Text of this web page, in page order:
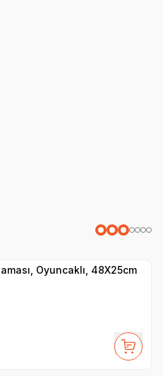
Oyuncaklı, 48X25cm